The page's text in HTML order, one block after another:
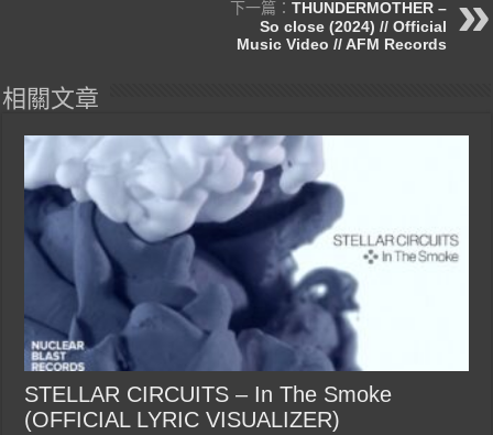
下一篇： THUNDERMOTHER –
So close (2024) // Official
Music Video // AFM Records
相關文章
STELLAR CIRCUITS – In The Smoke
(OFFICIAL LYRIC VISUALIZER)